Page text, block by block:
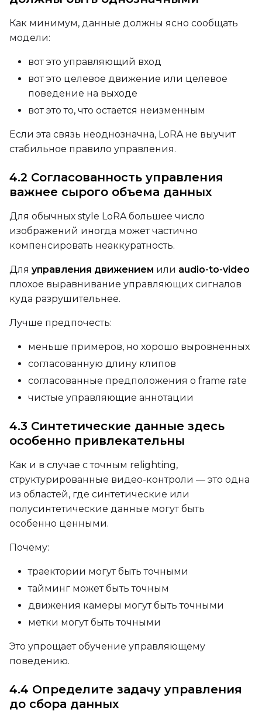
Prompt
Width
Height
Height
Seed
LoRA Scale
Height
LoRA Scale
Как минимум, данные должны ясно сообщать
модели:
вот это управляющий вход
вот это целевое движение или целевое
поведение на выходе
вот это то, что остается неизменным
Если эта связь неоднозначна, LoRA не выучит
стабильное правило управления.
4.2 Согласованность управления
важнее сырого объема данных
Для обычных style LoRA большее число
изображений иногда может частично
компенсировать неаккуратность.
Для управления движением или audio-to-video
плохое выравнивание управляющих сигналов
куда разрушительнее.
Лучше предпочесть:
меньше примеров, но хорошо выровненных
согласованную длину клипов
согласованные предположения о frame rate
чистые управляющие аннотации
4.3 Синтетические данные здесь
особенно привлекательны
Как и в случае с точным relighting,
структурированные видео-контроли — это одна
из областей, где синтетические или
полусинтетические данные могут быть
особенно ценными.
Почему:
траектории могут быть точными
тайминг может быть точным
движения камеры могут быть точными
метки могут быть точными
Это упрощает обучение управляющему
поведению.
4.4 Определите задачу управления
до сбора данных